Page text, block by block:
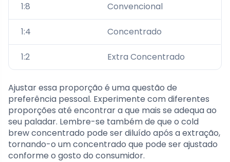
1:8 Convencional
1:4 Concentrado
1:2 Extra Concentrado
Ajustar essa proporção é uma questão de
preferência pessoal. Experimente com diferentes
proporções até encontrar a que mais se adequa ao
seu paladar. Lembre-se também de que o cold
brew concentrado pode ser diluído após a extração,
tornando-o um concentrado que pode ser ajustado
conforme o gosto do consumidor.